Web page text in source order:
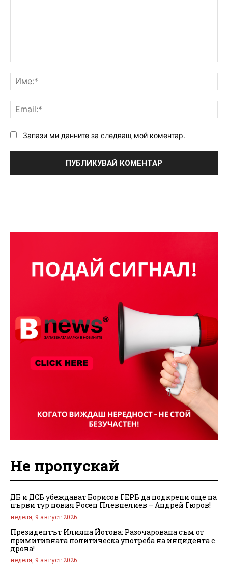
Запази ми данните за следващ мой коментар.
Не пропускай
ДБ и ДСБ убеждават Борисов ГЕРБ да подкрепи още на
първи тур новия Росен Плевнелиев – Андрей Гюров!
неделя, 9 август 2026
Президентът Илияна Йотова: Разочарована съм от
примитивната политическа употреба на инцидента с
дрона!
неделя, 9 август 2026